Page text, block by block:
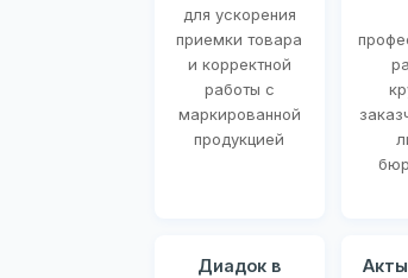
для ускорения
приемки товара
и корректной
работы с
маркированной
продукцией
Диадок в